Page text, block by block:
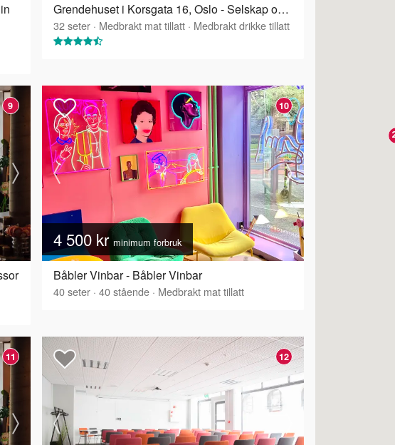
Grendehuset i Korsgata 16, Oslo - Selskap og konferanselokale
32seter · Medbrakt mat tillatt · Medbrakt drikke tillatt
9 10
4 500 krminimum forbruk
Båbler Vinbar - Båbler Vinbar
40seter · 40stående · Medbrakt mat tillatt
11 12